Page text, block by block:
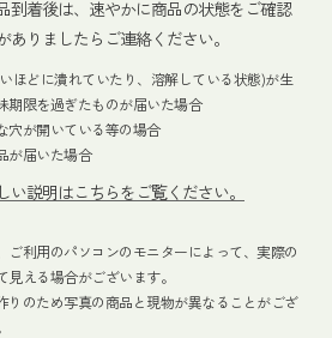
到着後は、速やかに商品の状態をご確認
りましたらご連絡ください。
ほどに潰れていたり、溶解している状態)が生
期限を過ぎたものが届いた場合
穴が開いている等の場合
が届いた場合
説明はこちらをご覧ください。
ご利用のパソコンのモニターによって、実際の
える場合がございます。
りのため写真の商品と現物が異なることがござ